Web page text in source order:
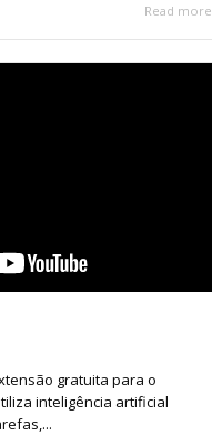
Read more
gratuita para o
inteligência artificial